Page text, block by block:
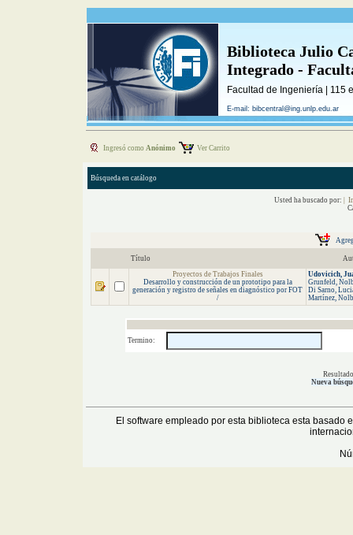
Biblioteca Julio
Integrado -
Facultad de Ingeniería | 115
E-mail: bibcentral@ing.unlp.edu.ar
Ingresó como Anónimo Ver Carrito
Búsqueda en catálogo
Usted ha buscado por:
|
Título
Proyectos de Trabajos Finales
Desarrollo y construcción de un prototipo para la
generación y registro de señales en diagnóstico por FOT
/
Udovicich,
Grunfeld,
Di Sarno,
Martínez,
Termino:
Nueva
El software empleado por esta biblioteca esta basado